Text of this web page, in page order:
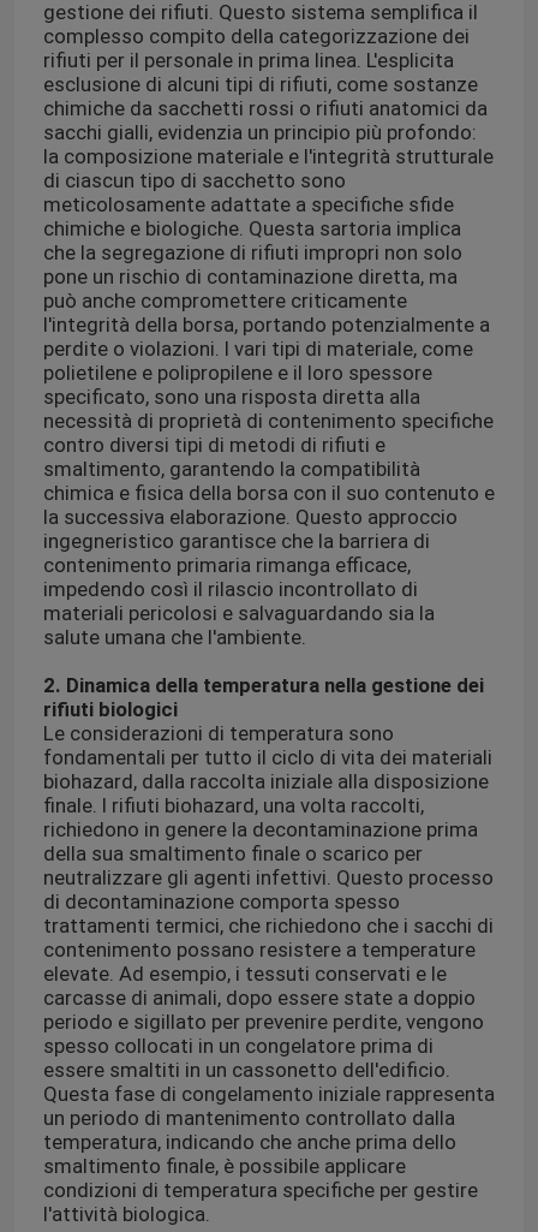
Prodotti
Video
Su di noi
Visita alla fabbrica
Controllo della qualità
Notizie
Chiedi un preventivo
borse 95Kpa
borsa di trasporto dell'esemplare 95kPa
borsa di rischio biologico 95kPa
Sacchetti assorbenti
Scatola medica dell'esemplare
maniche assorbenti
cuscinetti assorbenti medici
Scatole di spedizione dell'esemplare
Scatole isolate
gestione dei rifiuti. Questo sistema semplifica il
complesso compito della categorizzazione dei
rifiuti per il personale in prima linea. L'esplicita
esclusione di alcuni tipi di rifiuti, come sostanze
chimiche da sacchetti rossi o rifiuti anatomici da
sacchi gialli, evidenzia un principio più profondo:
la composizione materiale e l'integrità strutturale
di ciascun tipo di sacchetto sono
meticolosamente adattate a specifiche sfide
chimiche e biologiche. Questa sartoria implica
che la segregazione di rifiuti impropri non solo
pone un rischio di contaminazione diretta, ma
può anche compromettere criticamente
l'integrità della borsa, portando potenzialmente a
perdite o violazioni. I vari tipi di materiale, come
polietilene e polipropilene e il loro spessore
specificato, sono una risposta diretta alla
necessità di proprietà di contenimento specifiche
contro diversi tipi di metodi di rifiuti e
smaltimento, garantendo la compatibilità
chimica e fisica della borsa con il suo contenuto e
la successiva elaborazione. Questo approccio
ingegneristico garantisce che la barriera di
contenimento primaria rimanga efficace,
impedendo così il rilascio incontrollato di
materiali pericolosi e salvaguardando sia la
salute umana che l'ambiente.
2. Dinamica della temperatura nella gestione dei
rifiuti biologici
Le considerazioni di temperatura sono
fondamentali per tutto il ciclo di vita dei materiali
biohazard, dalla raccolta iniziale alla disposizione
finale. I rifiuti biohazard, una volta raccolti,
richiedono in genere la decontaminazione prima
della sua smaltimento finale o scarico per
neutralizzare gli agenti infettivi. Questo processo
di decontaminazione comporta spesso
trattamenti termici, che richiedono che i sacchi di
contenimento possano resistere a temperature
elevate. Ad esempio, i tessuti conservati e le
carcasse di animali, dopo essere state a doppio
periodo e sigillato per prevenire perdite, vengono
spesso collocati in un congelatore prima di
essere smaltiti in un cassonetto dell'edificio.
Questa fase di congelamento iniziale rappresenta
un periodo di mantenimento controllato dalla
temperatura, indicando che anche prima dello
smaltimento finale, è possibile applicare
condizioni di temperatura specifiche per gestire
l'attività biologica.